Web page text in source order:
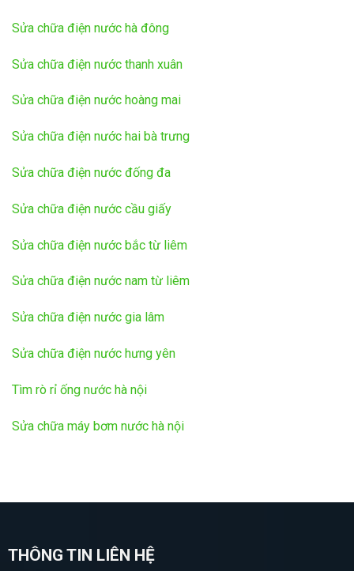
Sửa chữa điện nước hà đông
Sửa chữa điện nước thanh xuân
Sửa chữa điện nước hoàng mai
Sửa chữa điện nước hai bà trưng
Sửa chữa điện nước đống đa
Sửa chữa điện nước cầu giấy
Sửa chữa điện nước bắc từ liêm
Sửa chữa điện nước nam từ liêm
Sửa chữa điện nước gia lâm
Sửa chữa điện nước hưng yên
Tìm rò rỉ ống nước hà nội
Sửa chữa máy bơm nước hà nội
THÔNG TIN LIÊN HỆ